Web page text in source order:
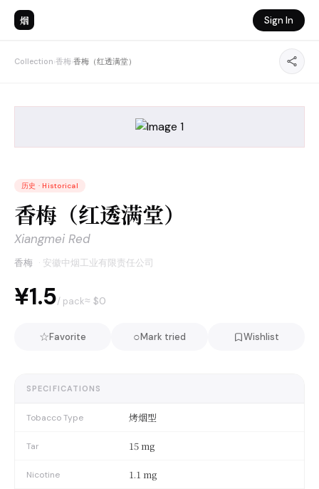
烟 Sign In
Collection›香梅›香梅（红透满堂）
历史 · Historical
香梅（红透满堂）
Xiangmei Red
香梅 · 安徽中烟工业有限责任公司
¥1.5/ pack≈ $0
☆Favorite ○Mark tried Wishlist
SPECIFICATIONS
Tobacco Type 烤烟型
Tar 15 mg
Nicotine 1.1 mg